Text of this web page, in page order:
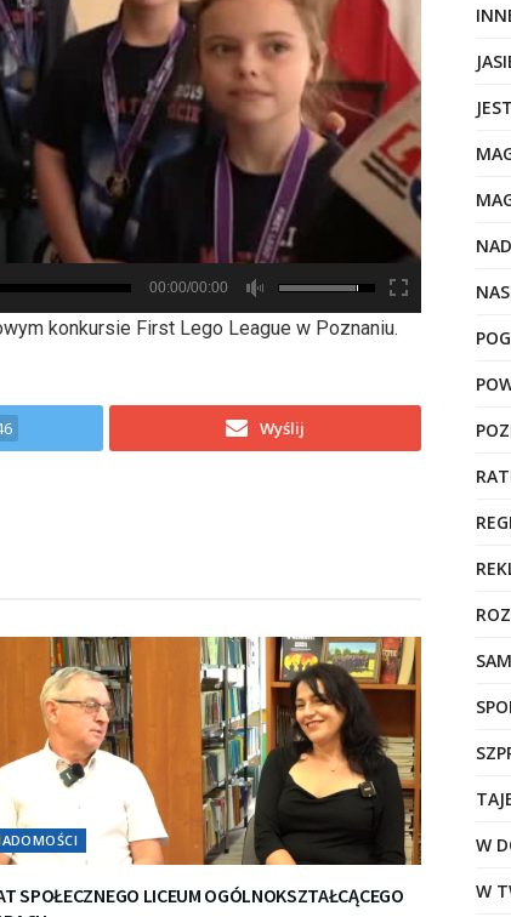
00:00/00:00
konkursie First Lego League w Poznaniu.
Wyślij
SPOŁECZNEGO LICEUM OGÓLNOKSZTAŁCĄCEGO
W
W